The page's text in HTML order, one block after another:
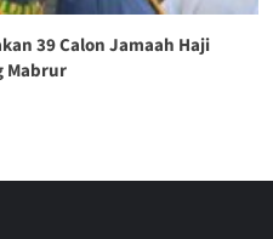
39 Calon Jamaah Haji
Mabrur